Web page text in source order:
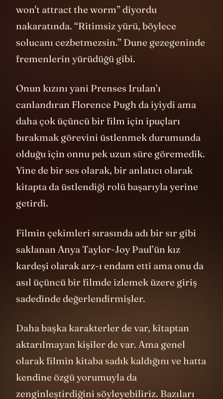
Roosevelt yaptı. Stalin yaptı. Mussolini yaptı.”
İşte bu nedenlerden dolayıDune'un
temalarından biri şudur: Ne kadar hayran
olunası görünseler de otorite sahiplerine
eleştirel yeteneklerinizi teslim etmeyin.
Kahramanın dış görünüşünün altında,
insani hatalar yapan kusurlu birini
bulacaksınız... Kahramanlar acı vericidir,
süper kahramanlar ise bir felakettir. Çünkü
süper kahramanların hataları çok daha
fazla sayıda insanı felakete sürükler.
İşte bu filmde öyle böyle süper değil
olağanüstü süper bir kahramanın
hikayesini takip ediyoruz. Sahte bir mesih
bu. Fakat Paul’ün gerçekleştirdiği bu
kehanet, daha önce izlediğimiz
destanlardakinden farklı. Star Wars
değil. Çünkü oralarda şeytani bir gücün yok
edilmesine dair kehanetler
gerçekleşiyordu. Buradaysa kehaneti
yazanlar Bene Gesserit rahibeleri ve onu
yazarken kendi menfaatlerine göre